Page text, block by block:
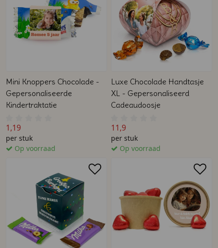
Mini Knoppers Chocolade -
Gepersonaliseerde
Kindertraktatie
1,19
per stuk
Op voorraad
Luxe Chocolade Handtasje
XL - Gepersonaliseerd
Cadeaudoosje
11,9
per stuk
Op voorraad